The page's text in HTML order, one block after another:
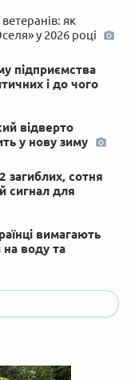
як
у 2026 році
підприємства
і до чого
відверто
у нову зиму
загиблих, сотня
сигнал для
вимагають
на воду та